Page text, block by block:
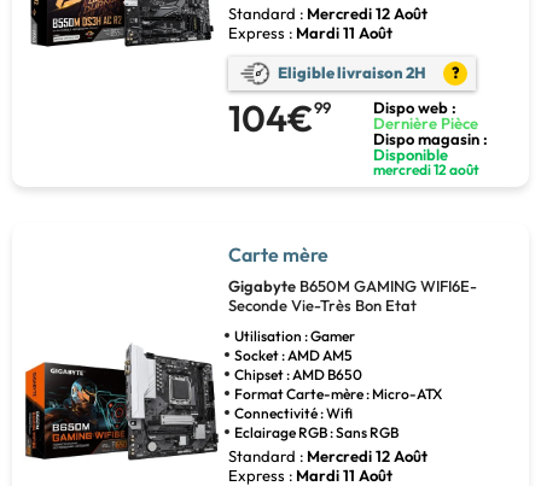
Standard : Mercredi 12 Août
Express : Mardi 11 Août
Eligible livraison 2H ?
104€99
Dispo web :
Dernière Pièce
Dispo magasin :
Disponible
mercredi 12 août
Carte mère
Gigabyte B650M GAMING WIFI6E-
Seconde Vie-Très Bon Etat
Utilisation : Gamer
Socket : AMD AM5
Chipset : AMD B650
Format Carte-mère : Micro-ATX
Connectivité : Wifi
Eclairage RGB : Sans RGB
Standard : Mercredi 12 Août
Express : Mardi 11 Août